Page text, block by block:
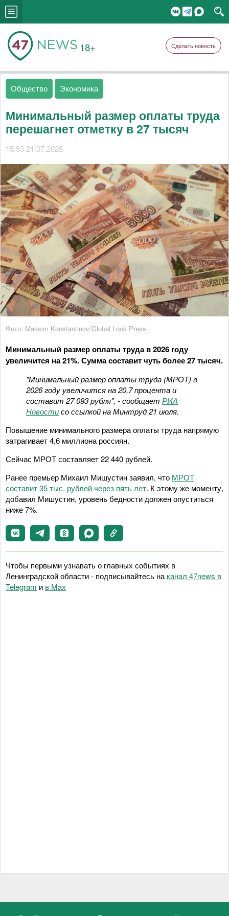
18+ Сделать новость
Общество Экономика
Минимальный размер оплаты труда
перешагнет отметку в 27 тысяч
15:53 21.07.2025
Фото: Maksim Konstantinov/Global Look Press
Минимальный размер оплаты труда в 2026 году
увеличится на 21%. Сумма составит чуть более 27 тысяч.
"Минимальный размер оплаты труда (МРОТ) в
2026 году увеличится на 20,7 процента и
составит 27 093 рубля", - сообщает РИА
Новостисо ссылкой на Минтруд 21 июля.
Повышение минимального размера оплаты труда напрямую
затрагивает 4,6 миллиона россиян.
Сейчас МРОТ составляет 22 440 рублей.
Ранее премьер Михаил Мишустин заявил, что МРОТ
составит 35 тыс. рублей через пять лет. К этому же моменту,
добавил Мишустин, уровень бедности должен опуститься
ниже 7%.
Чтобы первыми узнавать о главных событиях в
Ленинградской области - подписывайтесь на канал 47news в
Telegram и в Maх